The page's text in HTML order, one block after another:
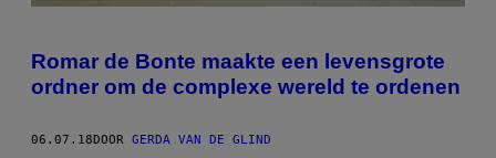
Romar de Bonte maakte een levensgrote
ordner om de complexe wereld te ordenen
06.07.18 DOOR GERDA VAN DE GLIND